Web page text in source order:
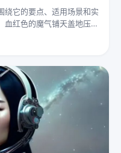
绕它的要点、适用场景和实
血红色的魔气铺天盖地压向
万仙神联军已是强弩之